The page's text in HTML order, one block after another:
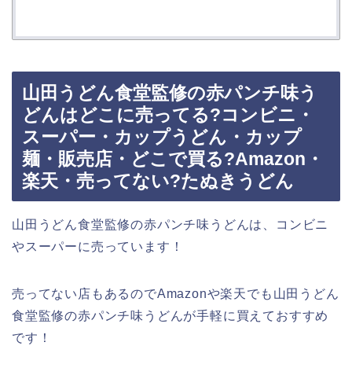
山田うどん食堂監修の赤パンチ味う
どんはどこに売ってる?コンビニ・
スーパー・カップうどん・カップ
麺・販売店・どこで買る?Amazon・
楽天・売ってない?たぬきうどん
山田うどん食堂監修の赤パンチ味うどんは、コンビニ
やスーパーに売っています！
売ってない店もあるのでAmazonや楽天でも山田うどん
食堂監修の赤パンチ味うどんが手軽に買えておすすめ
です！